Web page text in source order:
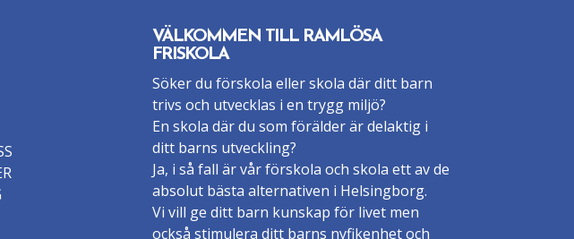
VÄLKOMMEN TILL RAMLÖSA
FRISKOLA
Söker du förskola eller skola där ditt barn
trivs och utvecklas i en trygg miljö?
En skola där du som förälder är delaktig i
ditt barns utveckling?
Ja, i så fall är vår förskola och skola ett av de
absolut bästa alternativen i Helsingborg.
Vi vill ge ditt barn kunskap för livet men
också stimulera ditt barns nyfikenhet och